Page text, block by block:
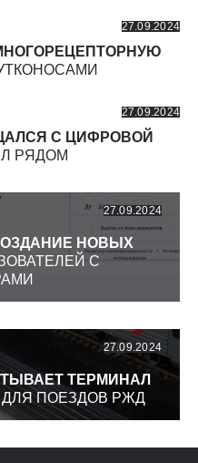
27.09.2024
27.09.2024
С ЦИФРОВОЙ
РЯДОМ
27.09.2024
НОВЫХ
С
27.09.2024
ТЕРМИНАЛ
ДЛЯ ПОЕЗДОВ РЖД